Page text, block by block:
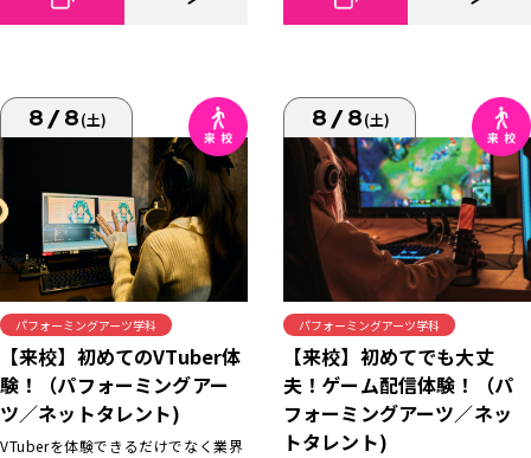
8/8(土)
パフォーミングアーツ学科
【来校】初めてのVTuber体
験！（パフォーミングアー
ツ／ネットタレント)
VTuberを体験できるだけでなく業界
8/8(土)
パフォーミングアーツ学科
【来校】初めてでも大丈
夫！ゲーム配信体験！（パ
フォーミングアーツ／ネッ
トタレント)